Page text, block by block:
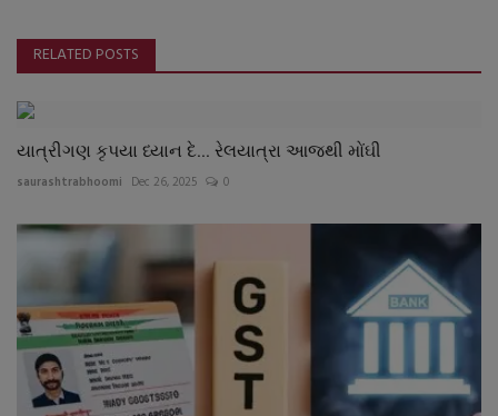
RELATED POSTS
યાત્રીગણ કૃપયા ધ્યાન દે... રેલયાત્રા આજથી મોંઘી
saurashtrabhoomi Dec 26, 2025 0